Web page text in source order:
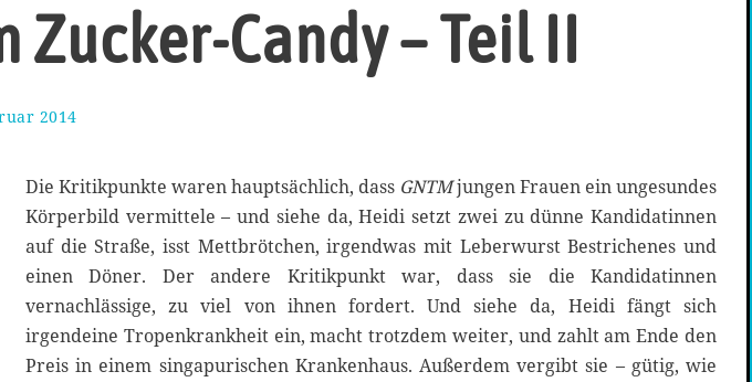
Candy – Teil II
2014
A
p
r
i
2
0
1
6
Die Kritikpunkte waren hauptsächlich, dass GNTMjungen Frauen ein ungesundes
Körperbild vermittele – und siehe da, Heidi setzt zwei zu dünne Kandidatinnen
auf die Straße, isst Mettbrötchen, irgendwas mit Leberwurst Bestrichenes und
einen Döner. Der andere Kritikpunkt war, dass sie die Kandidatinnen
vernachlässige, zu viel von ihnen fordert. Und siehe da, Heidi fängt sich
irgendeine Tropenkrankheit ein, macht trotzdem weiter, und zahlt am Ende den
Preis in einem singapurischen Krankenhaus. Außerdem vergibt sie – gütig, wie